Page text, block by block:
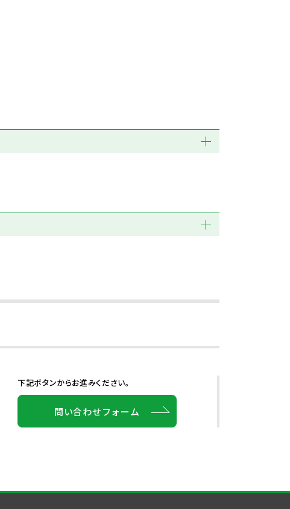
下記ボタンからお進みください。
問い合わせフォーム